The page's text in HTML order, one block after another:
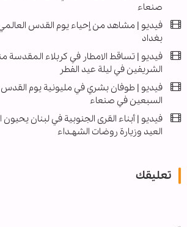
صنعاء
فیديو | مشاهد من إحياء يوم القدس
بغداد
فيديو | تساقط الامطار في كربلاء المقدسة
الشريفين في ليلة عيد الفطر
فیديو | طوفان بشري في مليونية يوم القدس
السبعين في صنعاء
فیديو | أبناء القرى الجنوبية في لبنان يحيون
العيد وزيارة روضات الشهـداء
تعليقك